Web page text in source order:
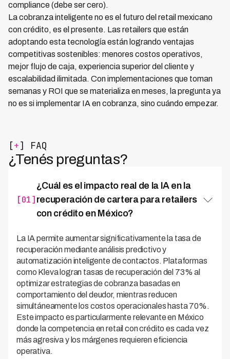
compliance (debe ser cero).
La cobranza inteligente no es el futuro del retail mexicano
con crédito, es el presente. Las retailers que están
adoptando esta tecnología están logrando ventajas
competitivas sostenibles: menores costos operativos,
mejor flujo de caja, experiencia superior del cliente y
escalabilidad ilimitada. Con implementaciones que toman
semanas y ROI que se materializa en meses, la pregunta ya
no es si implementar IA en cobranza, sino cuándo empezar.
[+] FAQ
¿Tenés preguntas?
[01]
¿Cuál es el impacto real de la IA en la
recuperación de cartera para retailers
con crédito en México?
La IA permite aumentar significativamente la tasa de
recuperación mediante análisis predictivo y
automatización inteligente de contactos. Plataformas
como Kleva logran tasas de recuperación del 73% al
optimizar estrategias de cobranza basadas en
comportamiento del deudor, mientras reducen
simultáneamente los costos operacionales hasta 70%.
Este impacto es particularmente relevante en México
donde la competencia en retail con crédito es cada vez
más agresiva y los márgenes requieren eficiencia
operativa.